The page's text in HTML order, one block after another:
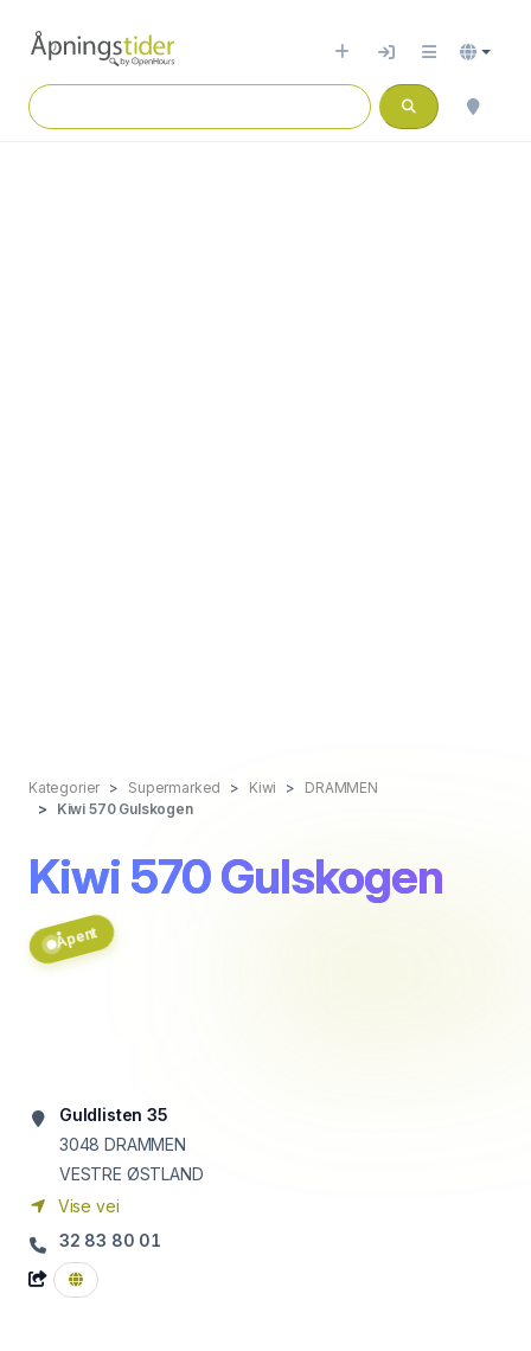
Kategorier Supermarked Kiwi
DRAMMEN
Kiwi 570 Gulskogen
Kiwi 570 Gulskogen
Åpent
Guldlisten 35
3048 DRAMMEN
VESTRE ØSTLAND
Vise vei
32 83 80 01